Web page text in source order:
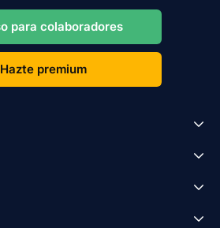
para colaboradores
Hazte premium